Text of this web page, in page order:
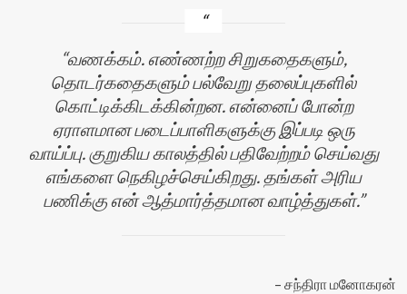
வணக்கம். எண்ணற்ற சிறுகதைகளும்,
தொடர்கதைகளும் பல்வேறு தலைப்புகளில்
கொட்டிக்கிடக்கின்றன. என்னைப் போன்ற
ஏராளமான படைப்பாளிகளுக்கு இப்படி ஒரு
வாய்ப்பு. குறுகிய காலத்தில் பதிவேற்றம் செய்வது
எங்களை நெகிழச்செய்கிறது. தங்கள் அரிய
பணிக்கு என் ஆத்மார்த்தமான வாழ்த்துகள்.
சந்திரா மனோகரன்